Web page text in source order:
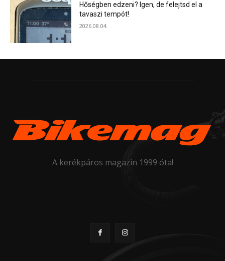
Hőségben edzeni? Igen, de felejtsd el a
tavaszi tempót!
2026.08.04.
A kerékpáros magazin 1999 óta!